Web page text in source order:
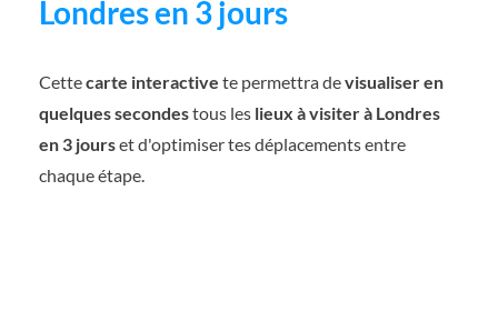
Londres en 3 jours
Cettecarte interactive te permettra devisualiser en
quelques secondestous les lieux à visiter à Londres
en 3 jourset d'optimiser tes déplacements entre
chaque étape.